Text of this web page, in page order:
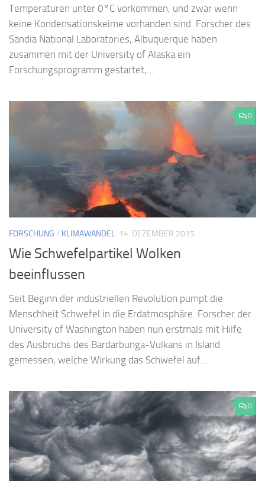
Temperaturen unter 0°C vorkommen, und zwar wenn
keine Kondensationskeime vorhanden sind. Forscher des
Sandia National Laboratories, Albuquerque haben
zusammen mit der University of Alaska ein
Forschungsprogramm gestartet,...
0
FORSCHUNG / KLIMAWANDEL 14. DEZEMBER 2015
Wie Schwefelpartikel Wolken
beeinflussen
Seit Beginn der industriellen Revolution pumpt die
Menschheit Schwefel in die Erdatmosphäre. Forscher der
University of Washington haben nun erstmals mit Hilfe
des Ausbruchs des Bardarbunga-Vulkans in Island
gemessen, welche Wirkung das Schwefel auf...
0